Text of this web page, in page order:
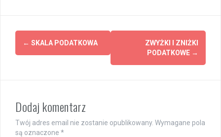
Post
navigation
← SKALA PODATKOWA
ZWYŻKI I ZNIŻKI
PODATKOWE →
Dodaj komentarz
Twój adres email nie zostanie opublikowany. Wymagane pola
są oznaczone *